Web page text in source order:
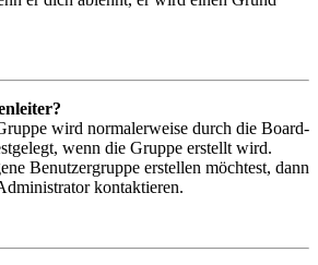
wird normalerweise durch die Board-
wenn die Gruppe erstellt wird.
Benutzergruppe erstellen möchtest, dann
kontaktieren.